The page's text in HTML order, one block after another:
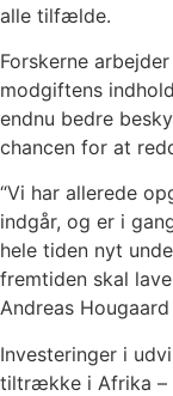
alle tilfælde.
Forskerne
modgiftens
endnu bedre
chancen for at
“Vi har allerede
indgår, og er i
hele tiden nyt
fremtiden skal
Andreas
Investeringer i
tiltrække i Afrika –